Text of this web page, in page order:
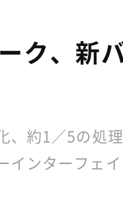
ク、新
、約1／5の処
インターフェ